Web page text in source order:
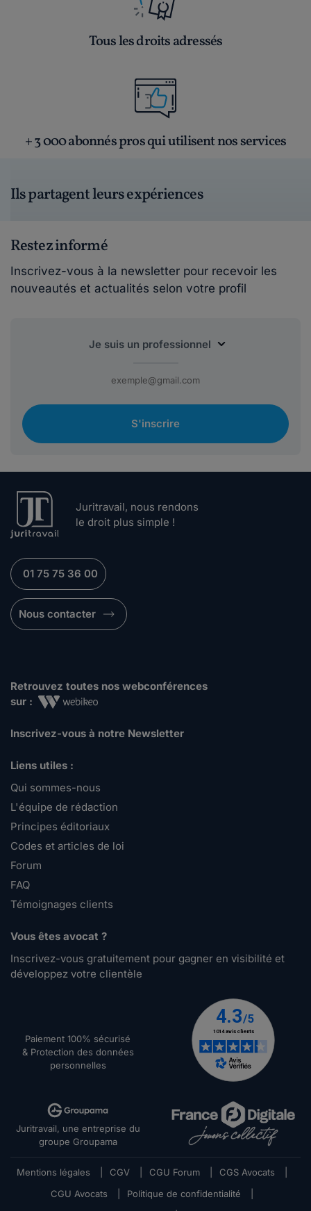
Tous les droits adressés
+ 3 000 abonnés pros qui utilisent nos services
Ils partagent leurs expériences
Restez informé
Inscrivez-vous à la newsletter pour recevoir les
nouveautés et actualités selon votre profil
S'inscrire
Juritravail, nous rendons
le droit plus simple !
01 75 75 36 00
Nous contacter
Retrouvez toutes nos webconférences
sur :
Inscrivez-vous à notre Newsletter
Liens utiles :
Qui sommes-nous
L'équipe de rédaction
Principes éditoriaux
Codes et articles de loi
Forum
FAQ
Témoignages clients
Vous êtes avocat ?
Inscrivez-vous gratuitement pour gagner en visibilité et
développez votre clientèle
Paiement 100% sécurisé
& Protection des données
personnelles
Juritravail, une entreprise du
groupe Groupama
Mentions légales CGV CGU Forum CGS Avocats
CGU Avocats
Politique de confidentialité